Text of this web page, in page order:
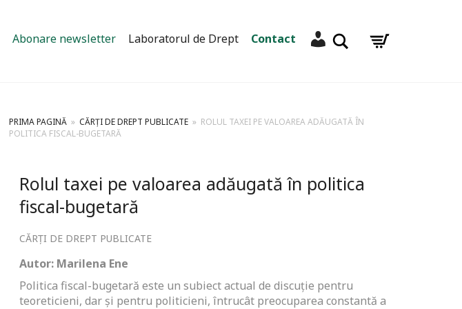
Abonare newsletter Laboratorul de Drept Contact Contul meuCaută
PRIMA PAGINĂ » CĂRȚI DE DREPT PUBLICATE » ROLUL TAXEI PE VALOAREA ADĂUGATĂ ÎN
POLITICA FISCAL-BUGETARĂ
Rolul taxei pe valoarea adăugată în politica
fiscal-bugetară
CĂRȚI DE DREPT PUBLICATE
Autor: Marilena Ene
Politica fiscal-bugetară este un subiect actual de discuție pentru
teoreticieni, dar și pentru politicieni, întrucât preocuparea constantă a